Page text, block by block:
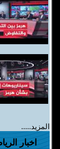
المزيد.....
اخبار